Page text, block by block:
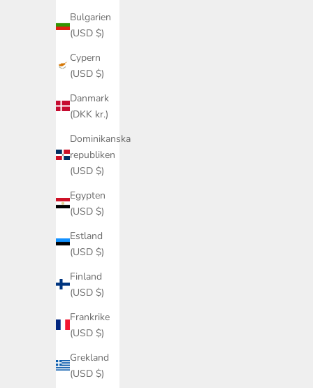
Bulgarien
(USD $)
Cypern
(USD $)
Danmark
(DKK kr.)
Dominikanska
republiken
(USD $)
Egypten
(USD $)
Estland
(USD $)
Finland
(USD $)
Frankrike
(USD $)
Grekland
(USD $)